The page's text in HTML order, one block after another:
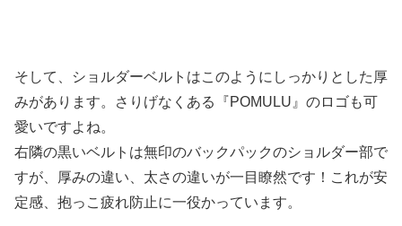
そして、ショルダーベルトはこのようにしっかりとした厚
みがあります。さりげなくある『POMULU』のロゴも可
愛いですよね。
右隣の黒いベルトは無印のバックパックのショルダー部で
すが、厚みの違い、太さの違いが一目瞭然です！これが安
定感、抱っこ疲れ防止に一役かっています。